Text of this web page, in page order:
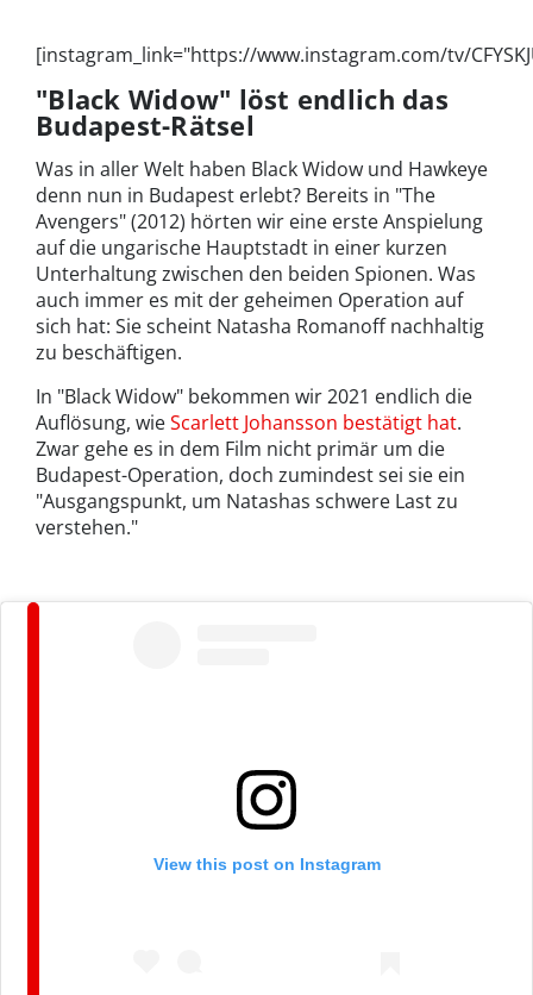
[instagram_link="https://www.instagram.com/tv/
"Black Widow" löst endlich das
Budapest-Rätsel
Was in aller Welt haben Black Widow und Hawkeye
denn nun in Budapest erlebt? Bereits in "The
Avengers" (2012) hörten wir eine erste Anspielung
auf die ungarische Hauptstadt in einer kurzen
Unterhaltung zwischen den beiden Spionen. Was
auch immer es mit der geheimen Operation auf
sich hat: Sie scheint Natasha Romanoff nachhaltig
zu beschäftigen.
In "Black Widow" bekommen wir 2021 endlich die
Auflösung, wieScarlett Johansson bestätigt hat.
Zwar gehe es in dem Film nicht primär um die
Budapest-Operation, doch zumindest sei sie ein
"Ausgangspunkt, um Natashas schwere Last zu
verstehen."
View this post on Instagram